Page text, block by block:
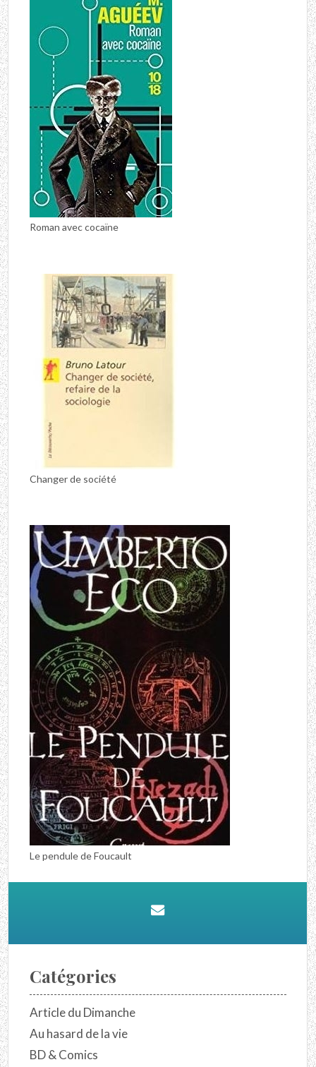
Roman avec cocaïne
Changer de société
Le pendule de Foucault
Catégories
Article du Dimanche
Au hasard de la vie
BD & Comics